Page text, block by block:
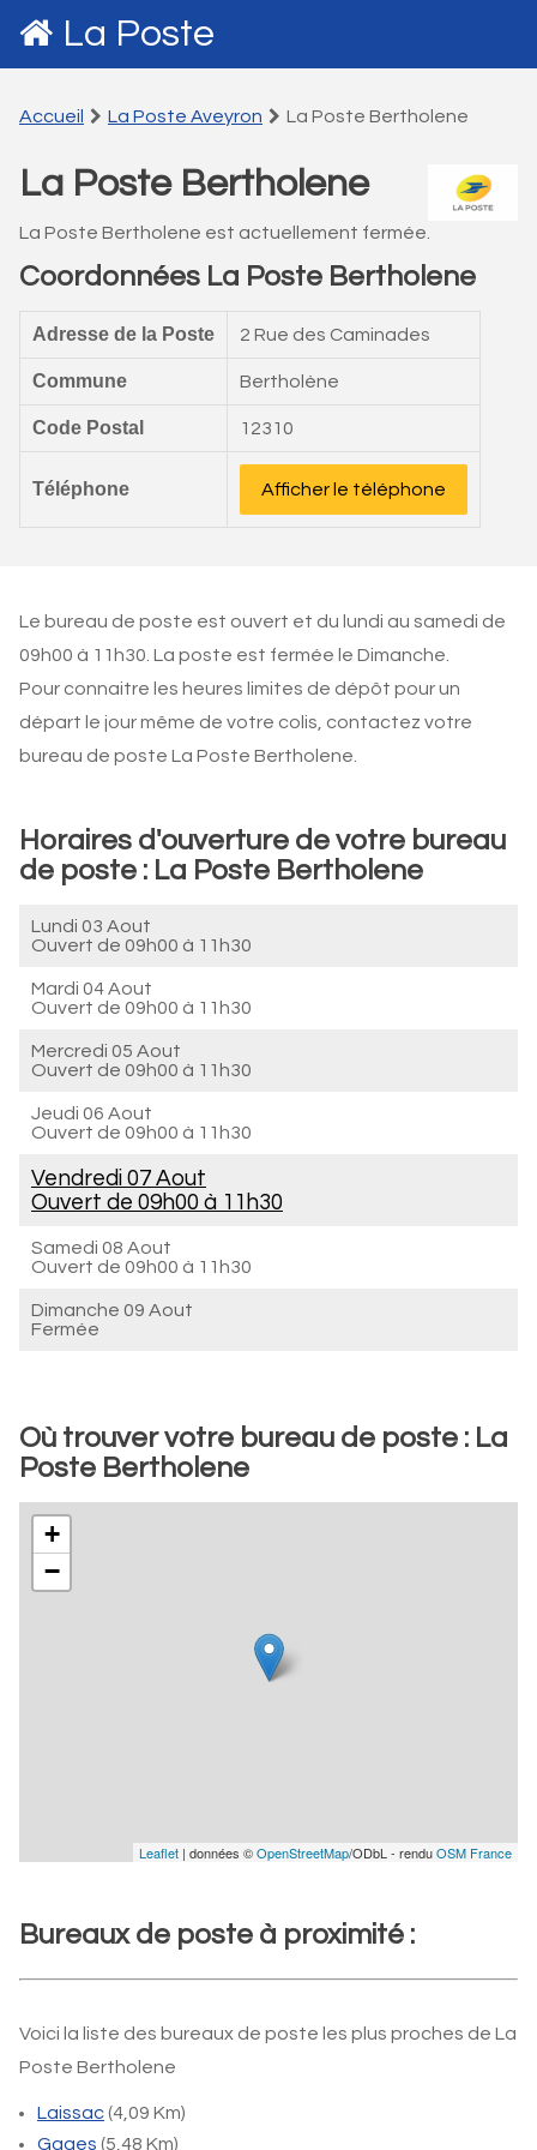
La Poste
Accueil La Poste Aveyron La Poste Bertholene
La Poste Bertholene
La Poste Bertholene est actuellement fermée.
Coordonnées La Poste Bertholene
Adresse de la Poste 2 Rue des Caminades
Commune Bertholène
Code Postal 12310
Téléphone Afficher le téléphone
Le bureau de poste est ouvert et du lundi au samedi de
09h00 à 11h30. La poste est fermée le Dimanche.
Pour connaitre les heures limites de dépôt pour un
départ le jour même de votre colis, contactez votre
bureau de poste La Poste Bertholene.
Horaires d'ouverture de votre bureau
de poste : La Poste Bertholene
Lundi 03 Aout
Ouvert de 09h00 à 11h30
Mardi 04 Aout
Ouvert de 09h00 à 11h30
Mercredi 05 Aout
Ouvert de 09h00 à 11h30
Jeudi 06 Aout
Ouvert de 09h00 à 11h30
Vendredi 07 Aout
Ouvert de 09h00 à 11h30
Samedi 08 Aout
Ouvert de 09h00 à 11h30
Dimanche 09 Aout
Fermée
Où trouver votre bureau de poste : La
Poste Bertholene
+
−
Leaflet | données ©OpenStreetMap/ODbL - renduOSM France
Bureaux de poste à proximité :
Voici la liste des bureaux de poste les plus proches de La
Poste Bertholene
Laissac(4,09 Km)
Gages (5,48 Km)